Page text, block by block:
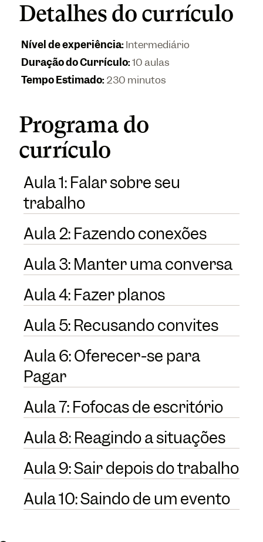
Detalhes do currículo
Nível de experiência:Intermediário
Duração do Currículo:10 aulas
Tempo Estimado:230 minutos
Programa do
currículo
Aula 1: Falar sobre seu
trabalho
Aula 2: Fazendo conexões
Aula 3: Manter uma conversa
Aula 4: Fazer planos
Aula 5: Recusando convites
Aula 6: Oferecer-se para
Pagar
Aula 7: Fofocas de escritório
Aula 8: Reagindo a situações
Aula 9: Sair depois do trabalho
Aula 10: Saindo de um evento